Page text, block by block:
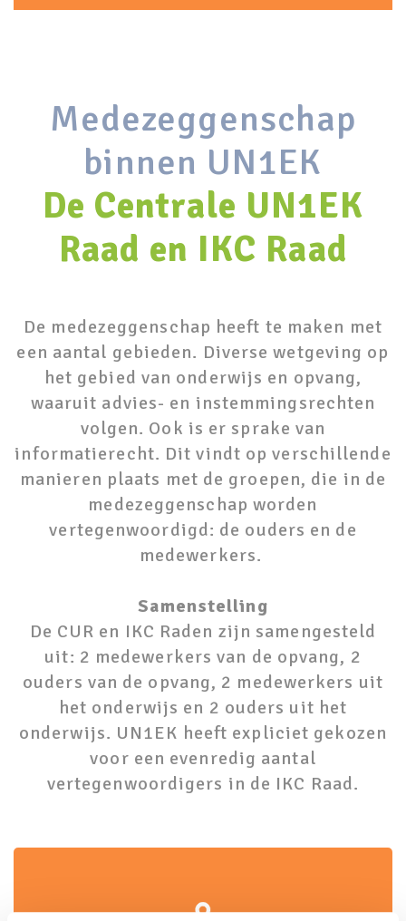
Medezeggenschap
binnen UN1EK
De Centrale UN1EK
Raad en IKC Raad
De medezeggenschap heeft te maken met
een aantal gebieden. Diverse wetgeving op
het gebied van onderwijs en opvang,
waaruit advies- en instemmingsrechten
volgen. Ook is er sprake van
informatierecht. Dit vindt op verschillende
manieren plaats met de groepen, die in de
medezeggenschap worden
vertegenwoordigd: de ouders en de
medewerkers.
Samenstelling
De CUR en IKC Raden zijn samengesteld
uit: 2 medewerkers van de opvang, 2
ouders van de opvang, 2 medewerkers uit
het onderwijs en 2 ouders uit het
onderwijs. UN1EK heeft expliciet gekozen
voor een evenredig aantal
vertegenwoordigers in de IKC Raad.